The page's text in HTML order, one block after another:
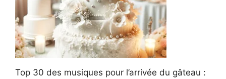
Top 30 des musiques pour l’arrivée du gâteau :